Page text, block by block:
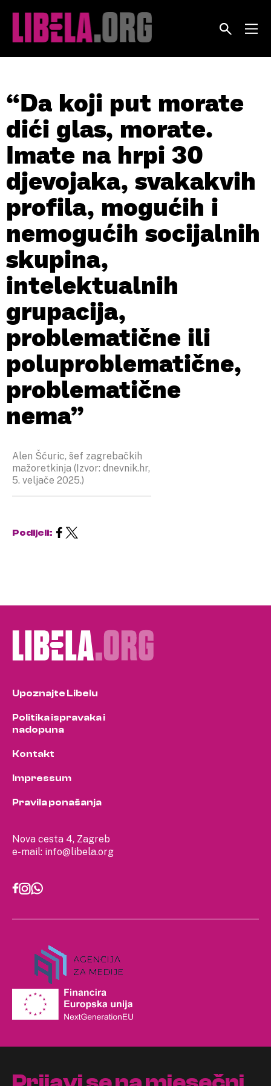
“Da koji put morate
dići glas, morate.
Imate na hrpi 30
djevojaka, svakakvih
profila, mogućih i
nemogućih socijalnih
skupina,
intelektualnih
grupacija,
problematične ili
poluproblematične,
problematične
nema”
Alen Šćuric, šef zagrebačkih
mažoretkinja (Izvor: dnevnik.hr,
5. veljače 2025.)
Podijeli:
Nova cesta 4, Zagreb
e-mail: info@libela.org
Upoznajte Libelu
Politika ispravaka i
nadopuna
Kontakt
Impressum
Pravila ponašanja